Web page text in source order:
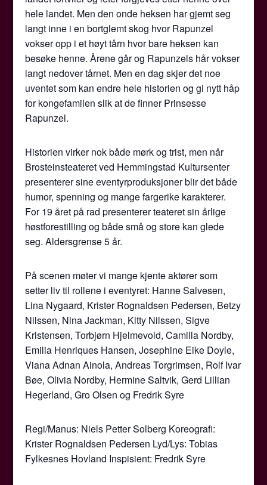
hele landet. Men den onde heksen har gjemt seg
langt inne i en bortglemt skog hvor Rapunzel
vokser opp i et høyt tårn hvor bare heksen kan
besøke henne. Årene går og Rapunzels hår vokser
langt nedover tårnet. Men en dag skjer det noe
uventet som kan endre hele historien og gi nytt håp
for kongefamilen slik at de finner Prinsesse
Rapunzel.
Historien virker nok både mørk og trist, men når
Brosteinsteateret ved Hemmingstad Kultursenter
presenterer sine eventyrproduksjoner blir det både
humor, spenning og mange fargerike karakterer.
For 19 året på rad presenterer teateret sin årlige
høstforestilling og både små og store kan glede
seg. Aldersgrense 5 år.
På scenen møter vi mange kjente aktører som
setter liv til rollene i eventyret: Hanne Salvesen,
Lina Nygaard, Krister Rognaldsen Pedersen, Betzy
Nilssen, Nina Jackman, Kitty Nilssen, Sigve
Kristensen, Torbjørn Hjelmevold, Camilla Nordby,
Emilia Henriques Hansen, Josephine Eike Doyle,
Viana Adnan Ainola, Andreas Torgrimsen, Rolf Ivar
Bøe, Olivia Nordby, Hermine Saltvik, Gerd Lillian
Hegerland, Gro Olsen og Fredrik Syre
Regi/Manus: Niels Petter Solberg Koreografi:
Krister Rognaldsen Pedersen Lyd/Lys: Tobias
Fylkesnes Hovland Inspisient: Fredrik Syre